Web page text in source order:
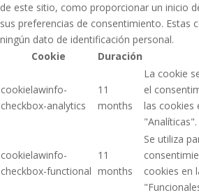
de este sitio, como proporcionar un inicio
sus preferencias de consentimiento. Estas
ningún dato de identificación personal.
Cookie
Duración
cookielawinfo-
checkbox-analytics
11
months
La cookie
el
las cookies
"Analíticas".
cookielawinfo-
checkbox-functional
11
months
Se utiliza
cookies en